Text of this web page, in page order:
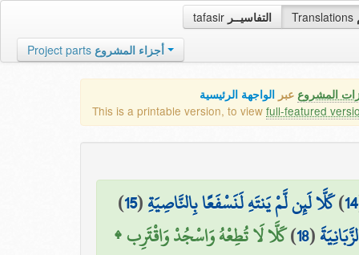
tafasir التفاسيــر Translations
Project parts أجزاء المشروع
المشروع عبر الواجهة الرئيسية
This is a printable version, to view full-featured
14
)كَلَّا لَئِن لَّمْ يَنتَهِ لَنَسْفَعًا بِالنَّاصِيَةِ(
15
)
(
18
)كَلَّا لَا تُطِعْهُ وَاسْجُدْ وَاقْتَرِب ۩